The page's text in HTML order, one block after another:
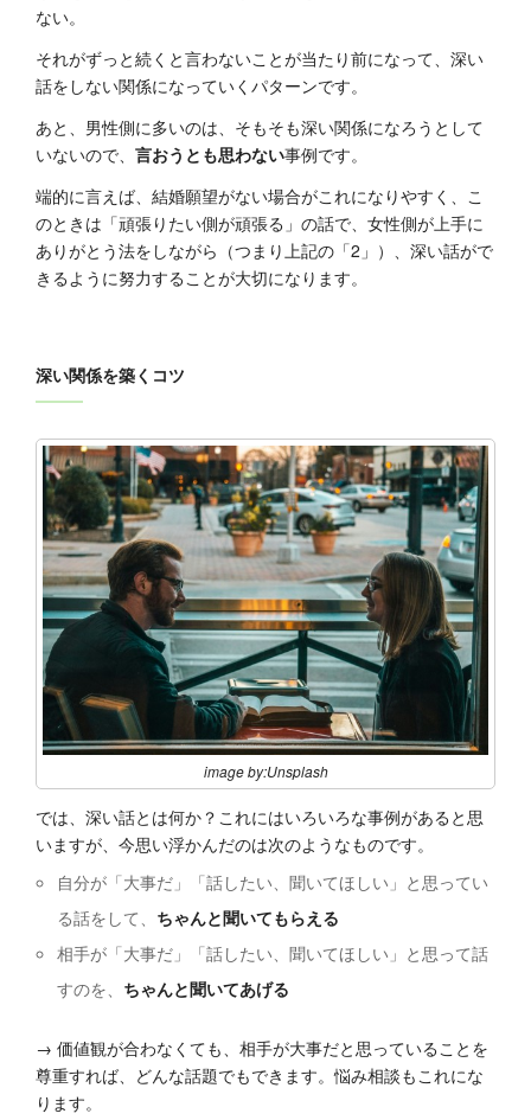
ない。
それがずっと続くと言わないことが当たり前になって、深い
話をしない関係になっていくパターンです。
あと、男性側に多いのは、そもそも深い関係になろうとして
いないので、 言おうとも思わない事例です。
端的に言えば、結婚願望がない場合がこれになりやすく、こ
のときは「頑張りたい側が頑張る」の話で、女性側が上手に
ありがとう法をしながら（つまり上記の「2」）、深い話がで
きるように努力することが大切になります。
深い関係を築くコツ
image by:Unsplash
では、深い話とは何か？これにはいろいろな事例があると思
いますが、今思い浮かんだのは次のようなものです。
自分が「大事だ」「話したい、聞いてほしい」と思ってい
る話をして、 ちゃんと聞いてもらえる
相手が「大事だ」「話したい、聞いてほしい」と思って話
すのを、 ちゃんと聞いてあげる
→ 価値観が合わなくても、相手が大事だと思っていることを
尊重すれば、どんな話題でもできます。悩み相談もこれにな
ります。